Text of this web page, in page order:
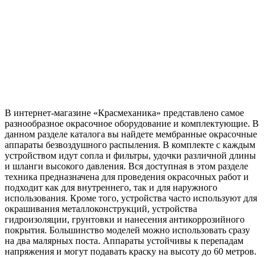
В интернет-магазине «Красмеханика» представлено самое
разнообразное окрасочное оборудование и комплектующие. В
данном разделе каталога вы найдете мембранные окрасочные
аппараты безвоздушного распыления. В комплекте с каждым
устройством идут сопла и фильтры, удочки различной длины
и шланги высокого давления. Вся доступная в этом разделе
техника предназначена для проведения окрасочных работ и
подходит как для внутреннего, так и для наружного
использования. Кроме того, устройства часто используют для
окрашивания металлоконструкций, устройства
гидроизоляции, грунтовки и нанесения антикоррозийного
покрытия. Большинство моделей можно использовать сразу
на два малярных поста. Аппараты устойчивы к перепадам
напряжения и могут подавать краску на высоту до 60 метров.